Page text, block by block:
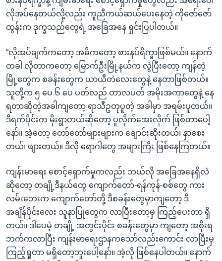
လိုအပ်နေတယ်လို့လည်း ကူညီကယ်ဆယ်ပေးနေတဲ့ ကိုဇော်ဇော်
ထွန်းက ဒုက္ခသည်တွေရဲ့ အခြေအနေ ရှင်းပြပါတယ်။
“လိုအပ်ချက်ကတော့ အဓိကတော့ စားနပ်ရိက္ခာဖြစ်မယ်။ နောက်
တခါ လိုတာကတော့ မြောက်ဦးမြို့နယ်က လွဲပြီးတော့ ကျန်တဲ့
မြို့တွေက စခန်းတွေက ယာယီတဲလေးတွေနဲ့ နေတာဖြစ်တယ်။
သူတို့က ၅ ပေ ၆ ပေ ပတ်လည် တာလပတ် အမိုးအကာတွေနဲ့ နေ
ရတာဆိုတဲ့အခါကျတော့ ရာသီဥတုပူတဲ့ အခါမှာ အရမ်းပူတယ်။
ဒီရက်ပိုင်းက မိုးရွာတယ်ဆိုတော့ ပူလိုက်အေးလိုက် ဖြစ်တာပေါ့
နော်။ အဲ့တော့ တော်တော်များများက ချောင်းဆိုးတယ်၊ နှာစေး
တယ်၊ ဖျားတယ်။ ဒီလို ရောဂါတွေ အများကြီး ဖြစ်နေကြတယ်။
ကျန်းမာရေး စောင့်ရှောက်မှုကလည်း ဘယ်လို အခြေအနေရှိလဲ
ဆိုတော့ တချို့ဒီနယ်တွေ ကျောက်တော်-ရန်ကုန်-စစ်တွေ ကား
လမ်းဘေးက ကျောက်တော်တို့ ဒီစခန်းတွေမှာကျတော့ ဒီ
အချိန်ပိုင်းလေး သူနာပြုတွေက လာပြီးတော့မှ ကြည့်ပေးတာ ရှိ
တယ်။ ဒါပေမဲ့ တချို့ အတွင်းပိုင်း စခန်းတွေမှာ ကျတော့ အစိုးရ
ဘက်ကလာပြီး ကျန်းမာရေးဌာနကသော်လည်းကောင်း လာပြီးမှ
ကြည့်ရှုတာ မရှိတော့ဘူးပေါ့နော်။ အဲ့လို ဖြစ်နေပါတယ်။ နောက်